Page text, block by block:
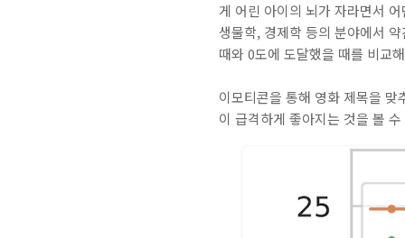
게 어린 아이의 뇌가 자라면서
생물학, 경제학 등의 분야에서
때와 0도에 도달했을 때를 비교
이모티콘을 통해 영화 제목을
이 급격하게 좋아지는 것을 볼